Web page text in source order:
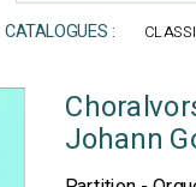
CATALOGUES :
Johann